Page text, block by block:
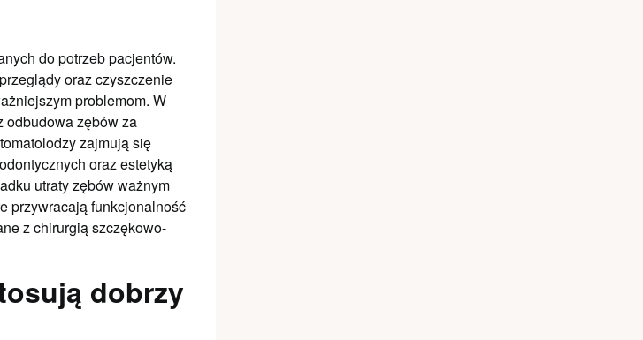
do potrzeb pacjentów.
oraz czyszczenie
problemom. W
odbudowa zębów za
zajmują się
oraz estetyką
utraty zębów ważnym
przywracają funkcjonalność
z chirurgią szczękowo-
dobrzy